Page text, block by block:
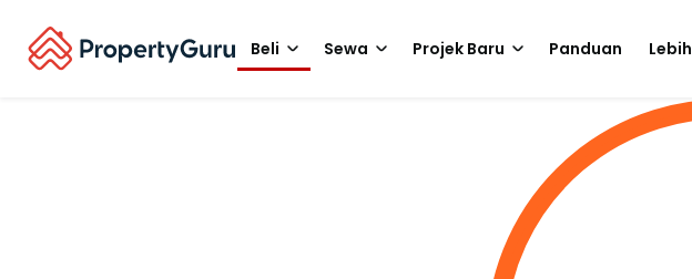
Beli Sewa Projek Baru Panduan Lebih